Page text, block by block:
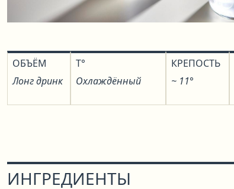
ОБЪЁМ
Лонг дринк
T°
Охлаждённый
КРЕПОСТЬ
~ 11°
ИНГРЕДИЕНТЫ